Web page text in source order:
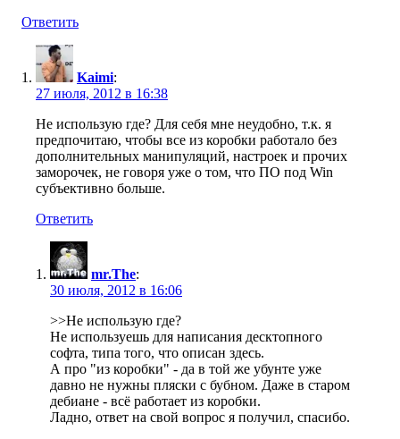
Ответить
Kaimi:
27 июля, 2012 в 16:38
Не использую где? Для себя мне неудобно, т.к. я
предпочитаю, чтобы все из коробки работало без
дополнительных манипуляций, настроек и прочих
заморочек, не говоря уже о том, что ПО под Win
субъективно больше.
Ответить
mr.The:
30 июля, 2012 в 16:06
>>Не использую где?
Не используешь для написания десктопного
софта, типа того, что описан здесь.
А про "из коробки" - да в той же убунте уже
давно не нужны пляски с бубном. Даже в старом
дебиане - всё работает из коробки.
Ладно, ответ на свой вопрос я получил, спасибо.